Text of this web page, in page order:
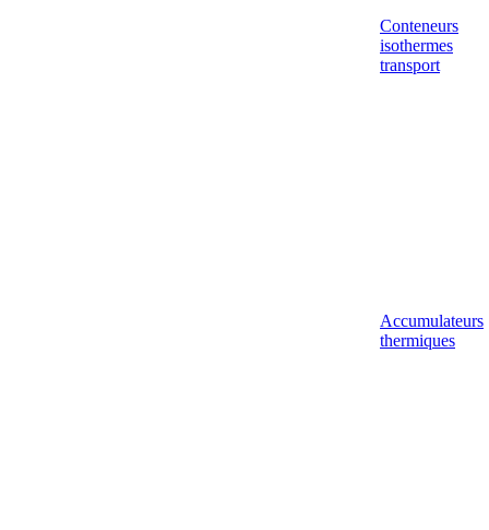
Conteneurs
isothermes
transport
Accumulateurs
thermiques